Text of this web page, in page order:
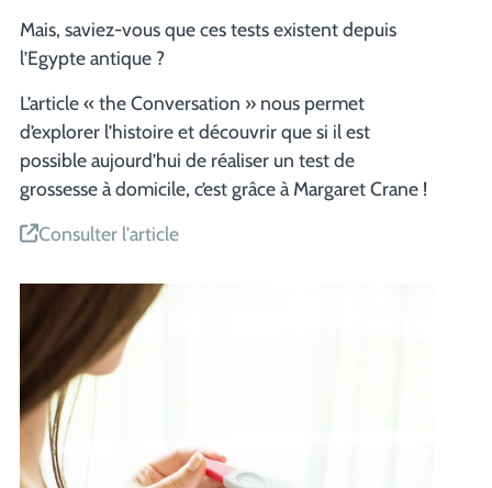
Mais, saviez-vous que ces tests existent depuis
l’Egypte antique ?
L’article « the Conversation » nous permet
d’explorer l’histoire et découvrir que si il est
possible aujourd’hui de réaliser un test de
grossesse à domicile, c’est grâce à Margaret Crane !
Consulter l'article